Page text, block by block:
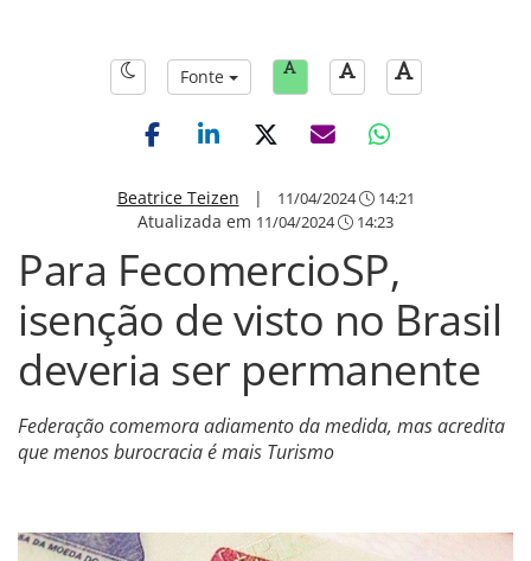
Fonte
Beatrice Teizen | 11/04/2024 14:21
Atualizada em 11/04/2024 14:23
Para FecomercioSP,
isenção de visto no Brasil
deveria ser permanente
Federação comemora adiamento da medida, mas acredita
que menos burocracia é mais Turismo